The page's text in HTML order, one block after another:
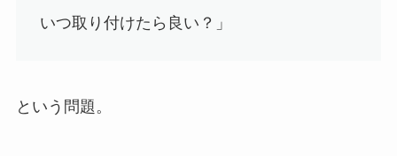
いつ取り付けたら良い？」
という問題。